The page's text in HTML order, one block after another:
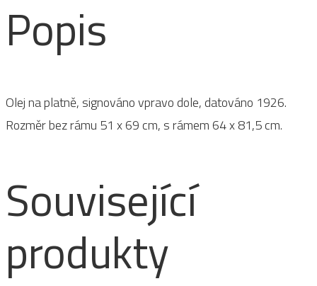
Popis
Olej na platně, signováno vpravo dole, datováno 1926.
Rozměr bez rámu 51 x 69 cm, s rámem 64 x 81,5 cm.
Související
produkty